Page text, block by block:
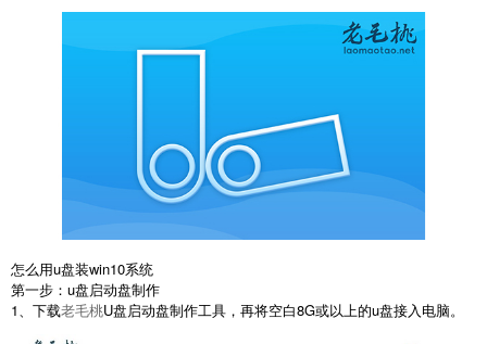
怎么用u盘装win10系统
第一步：u盘启动盘制作
1、下载老毛桃U盘启动盘制作工具，再将空白8G或以上的u盘接入电脑。